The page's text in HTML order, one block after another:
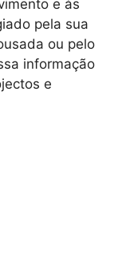
e às
pela sua
ou pelo
informação
e